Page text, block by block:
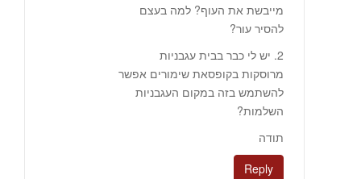
מייבשת את העוף? למה בעצם
להסיר עור?
2. יש לי כבר בבית עגבניות
מרוסקות בקופסאת שימורים אפשר
להשתמש בזה במקום העגבניות
השלמות?
תודה
Reply